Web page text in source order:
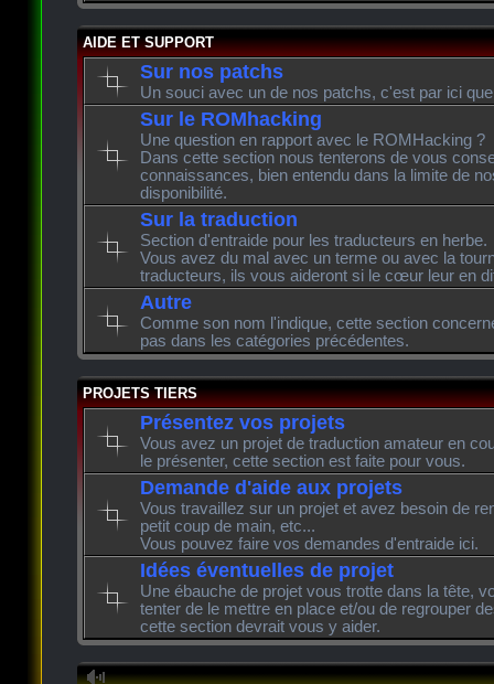
AIDE ET SUPPORT
Sur nos patchs
Un souci avec un de nos patchs, c'est par ici
Sur le ROMhacking
Une question en rapport avec le ROMHacking ?
Dans cette section nous tenterons de vous
connaissances, bien entendu dans la limite de
disponibilité.
Sur la traduction
Section d'entraide pour les traducteurs en herbe.
Vous avez du mal avec un terme ou avec la
traducteurs, ils vous aideront si le cœur leur en
Autre
Comme son nom l'indique, cette section
pas dans les catégories précédentes.
PROJETS TIERS
Présentez vos projets
Vous avez un projet de traduction amateur en
le présenter, cette section est faite pour vous.
Demande d'aide aux projets
Vous travaillez sur un projet et avez besoin de
petit coup de main, etc...
Vous pouvez faire vos demandes d'entraide ici.
Idées éventuelles de projet
Une ébauche de projet vous trotte dans la tête,
tenter de le mettre en place et/ou de regrouper
cette section devrait vous y aider.